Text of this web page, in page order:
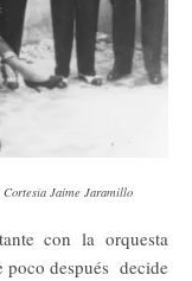
Cortesía Jaime Jaramillo
con la orquesta
poco después decide